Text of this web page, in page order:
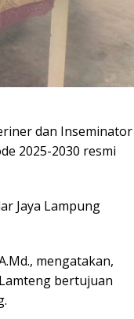
dan Inseminator
2025-2030 resmi
Jaya Lampung
mengatakan,
bertujuan